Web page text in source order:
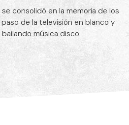
consolidó en la memoria de los
de la televisión en blanco y
música disco.